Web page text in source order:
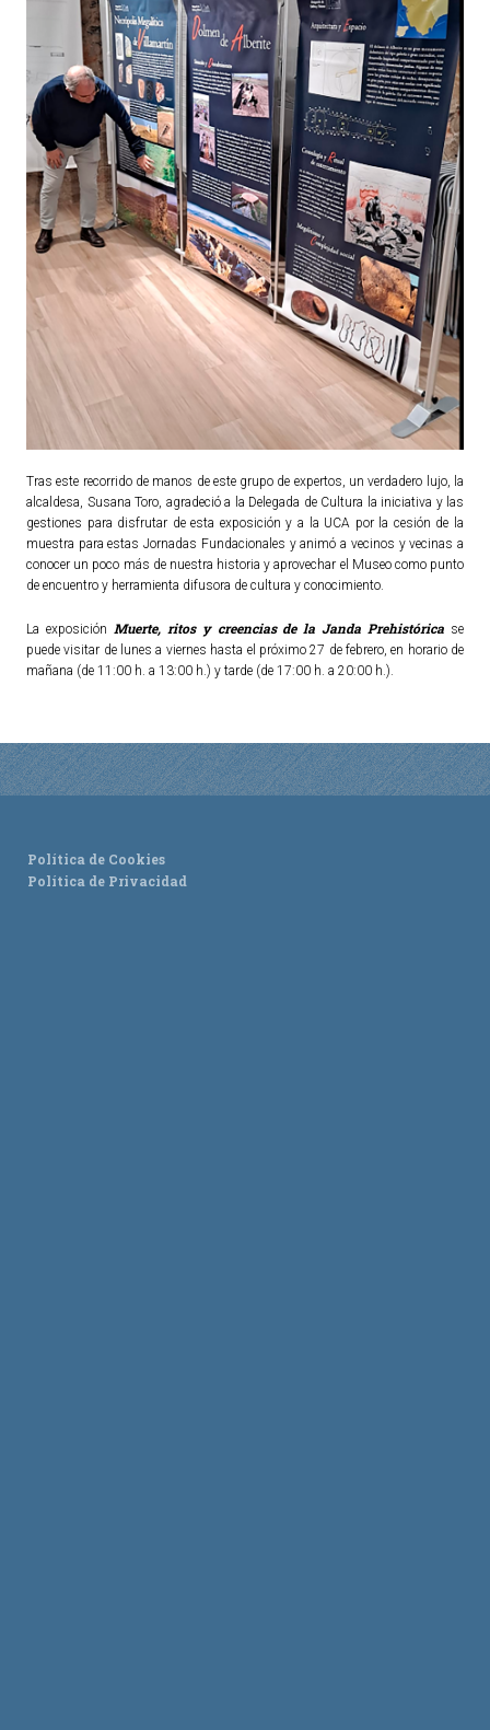
Tras este recorrido de manos de este grupo de expertos, un verdadero lujo, la
alcaldesa, Susana Toro, agradeció a la Delegada de Cultura la iniciativa y las
gestiones para disfrutar de esta exposición y a la UCA por la cesión de la
muestra para estas Jornadas Fundacionales y animó a vecinos y vecinas a
conocer un poco más de nuestra historia y aprovechar el Museo como punto
de encuentro y herramienta difusora de cultura y conocimiento.
La exposición Muerte, ritos y creencias de la Janda Prehistórica se
puede visitar de lunes a viernes hasta el próximo 27 de febrero, en horario de
mañana (de 11:00 h. a 13:00 h.) y tarde (de 17:00 h. a 20:00 h.).
Política de Cookies
Política de Privacidad